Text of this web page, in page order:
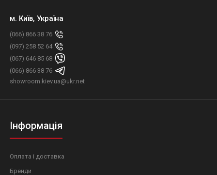
м. Київ, Україна
(066) 866 38 76
(097) 258 52 64
(067) 646 85 68
(066) 866 38 76
showroom.kiev.ua@ukr.net
Інформація
Оплата і доставка
Бренди